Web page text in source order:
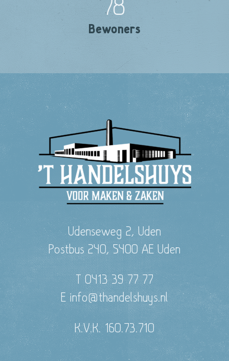
78
Bewoners
Udenseweg 2, Uden
Postbus 240, 5400 AE Uden
T 0413 39 77 77
E info@thandelshuys.nl
K.V.K. 160.73.710